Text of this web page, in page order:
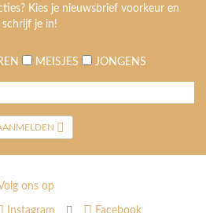
Kies je nieuwsbrief voorkeur en
schrijf je in!
MEISJES JONGENS
ons op
Instagram Facebook